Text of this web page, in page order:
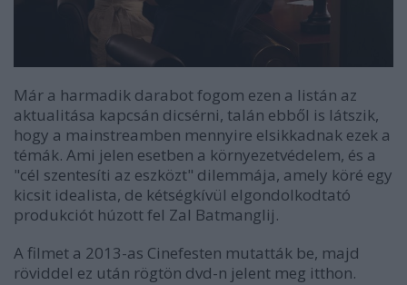
Már a harmadik darabot fogom ezen a listán az
aktualitása kapcsán dicsérni, talán ebből is látszik,
hogy a mainstreamben mennyire elsikkadnak ezek a
témák. Ami jelen esetben a környezetvédelem, és a
"cél szentesíti az eszközt" dilemmája, amely köré egy
kicsit idealista, de kétségkívül elgondolkodtató
produkciót húzott fel Zal Batmanglij.
A filmet a 2013-as Cinefesten mutatták be, majd
röviddel ez után rögtön dvd-n jelent meg itthon.